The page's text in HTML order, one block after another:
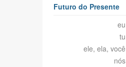
Futuro do Presente
eu
tu
ele, ela, você
nós